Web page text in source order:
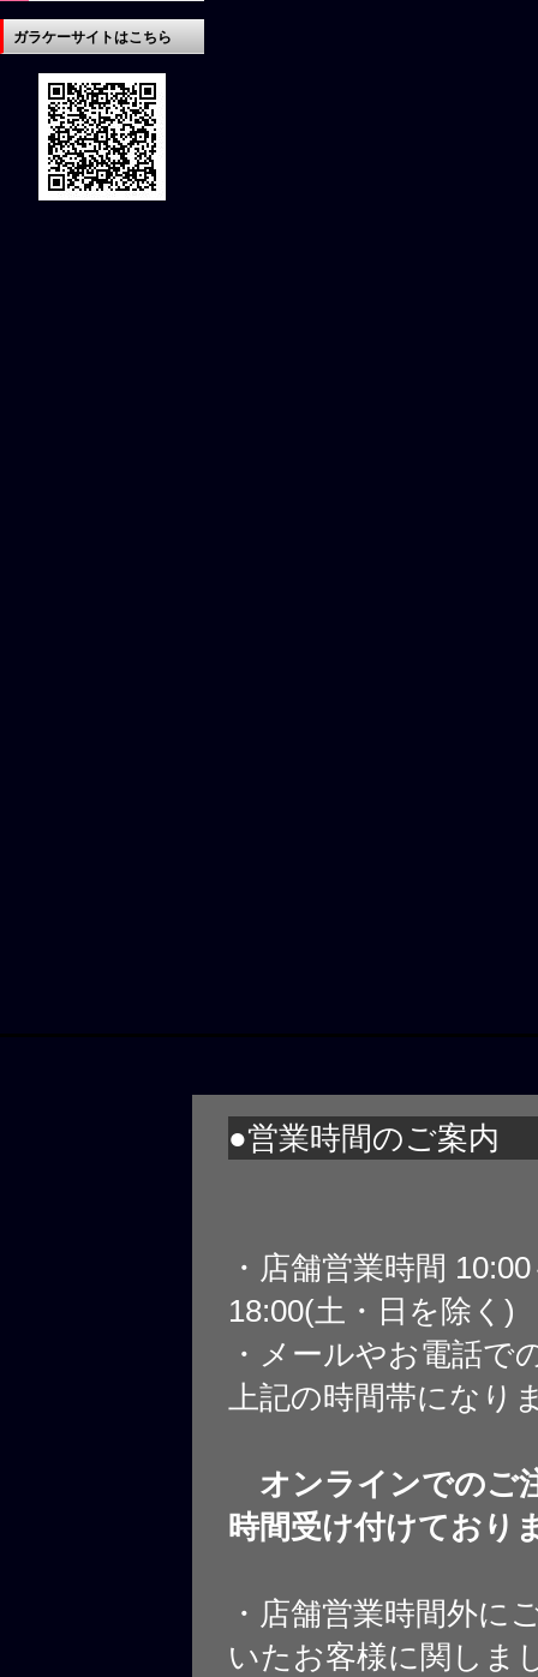
ガラケーサイトはこちら
●営業時間のご案内
・店舗営業時間
18:00(土・日を除く)
・メールやお電話で
上記の時間帯になり
オンラインでのご
時間受け付けており
・店舗営業時間外に
いたお客様に関しま